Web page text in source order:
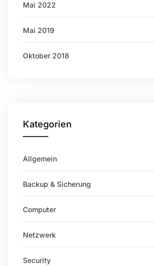
Mai 2022
Mai 2019
Oktober 2018
Kategorien
Allgemein
Backup & Sicherung
Computer
Netzwerk
Security